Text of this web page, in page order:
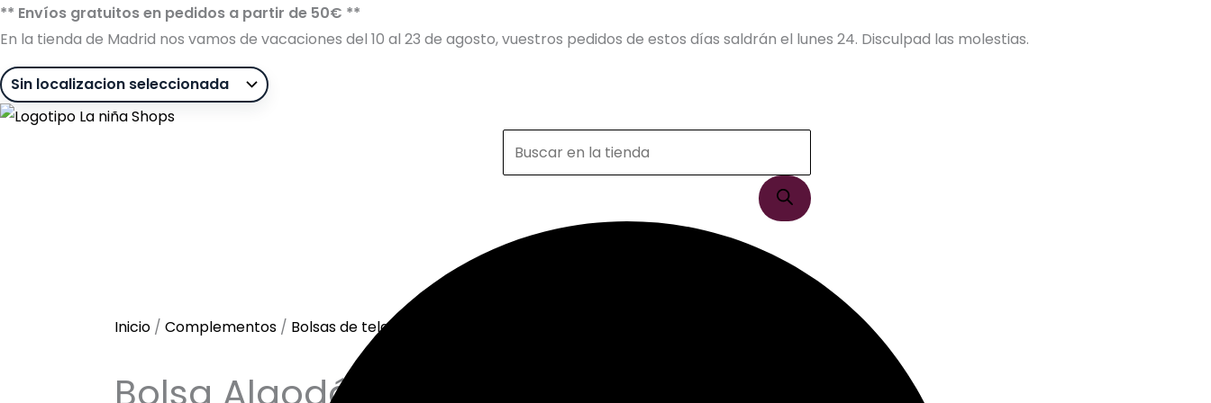
Ir
al
contenido
** Envíos gratuitos en pedidos a partir de 50€ **
En la tienda de Madrid nos vamos de vacaciones del 10 al 23 de agosto, vuestros pedidos de estos días saldrán el lunes 24. Disculpad las molestias.
productos
Búsqueda
de
productos
Inicio/ Complementos/ Bolsas de tela y totebags
Bolsa Algodón Orgánica Margaritas